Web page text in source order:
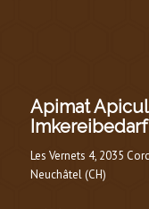
Apimat
Les Vernets 4, 2035
Neuchâtel (CH)